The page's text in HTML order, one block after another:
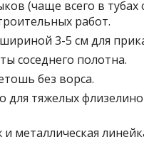
(чаще всего в
работ.
3-5 см для
соседнего полотна.
без ворса.
для тяжелых
металлическая